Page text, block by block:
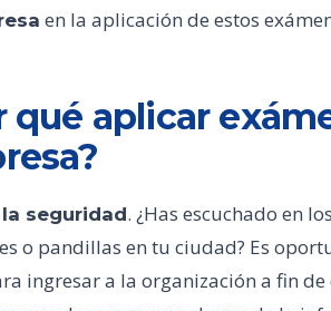
en la aplicación de estos
qué aplicar
la seguridad. ¿Has escuchado en
o pandillas en tu ciudad? Es
ingresar a la organización a fin